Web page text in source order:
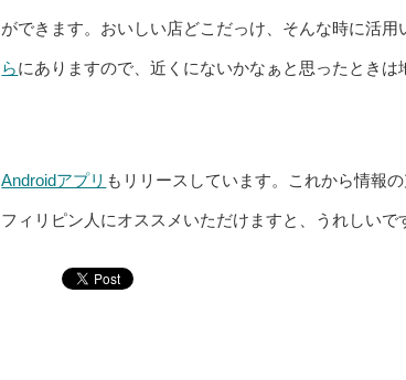
ができます。おいしい店どこだっけ、そんな時に活
らにありますので、近くにないかなぁと思ったときは
Androidアプリ もリリースしています。これから情報
フィリピン人にオススメいただけますと、うれしいで